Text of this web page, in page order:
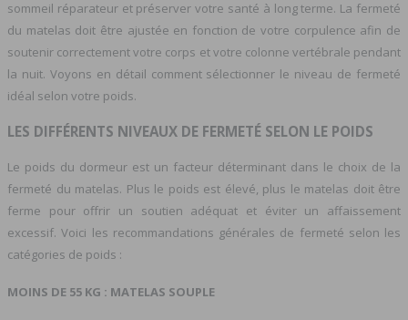
sommeil réparateur et préserver votre santé à long terme. La fermeté
du matelas doit être ajustée en fonction de votre corpulence afin de
soutenir correctement votre corps et votre colonne vertébrale pendant
la nuit. Voyons en détail comment sélectionner le niveau de fermeté
idéal selon votre poids.
LES DIFFÉRENTS NIVEAUX DE FERMETÉ SELON LE POIDS
Le poids du dormeur est un facteur déterminant dans le choix de la
fermeté du matelas. Plus le poids est élevé, plus le matelas doit être
ferme pour offrir un soutien adéquat et éviter un affaissement
excessif. Voici les recommandations générales de fermeté selon les
catégories de poids :
MOINS DE 55 KG : MATELAS SOUPLE